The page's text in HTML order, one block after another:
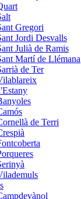
Gregori
Jordi Desvalls
Julià de Ramis
Martí de Llémana
de Ter
de Terri